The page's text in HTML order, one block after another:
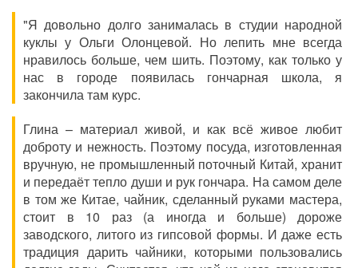
"Я довольно долго занималась в студии народной
куклы у Ольги Олонцевой. Но лепить мне всегда
нравилось больше, чем шить. Поэтому, как только у
нас в городе появилась гончарная школа, я
закончила там курс.
Глина – материал живой, и как всё живое любит
доброту и нежность. Поэтому посуда, изготовленная
вручную, не промышленный поточный Китай, хранит
и передаёт тепло души и рук гончара. На самом деле
в том же Китае, чайник, сделанный руками мастера,
стоит в 10 раз (а иногда и больше) дороже
заводского, литого из гипсовой формы. И даже есть
традиция дарить чайники, которыми пользовались